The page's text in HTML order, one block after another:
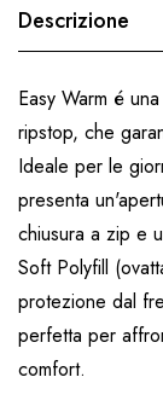
Descrizione
Easy Warm é
ripstop, che
Ideale per le
presenta
chiusura a zip e
Soft Polyfill
protezione dal
perfetta per
comfort.